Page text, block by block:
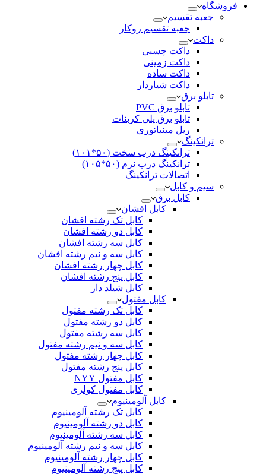
فروشگاه
جعبه تقسیم
جعبه تقسیم روکار
داکت
داکت چسبی
داکت زمینی
داکت ساده
داکت شیاردار
تابلو برق
تابلو برق PVC
تابلو برق پلی کربنات
ریل مینیاتوری
ترانکینگ
ترانکینگ درب سخت (۵۰*۱۰۱)
ترانکینگ درب نرم (۵۰*۱۰۵)
اتصالات ترانکینگ
سیم و کابل
کابل برق
کابل افشان
کابل تک رشته افشان
کابل دو رشته افشان
کابل سه رشته افشان
کابل سه و نیم رشته افشان
کابل چهار رشته افشان
کابل پنج رشته افشان
کابل شیلد دار
کابل مفتول
کابل تک رشته مفتول
کابل دو رشته مفتول
کابل سه رشته مفتول
کابل سه و نیم رشته مفتول
کابل چهار رشته مفتول
کابل پنج رشته مفتول
کابل مفتول NYY
کابل مفتول کولری
کابل آلومینیوم
کابل تک رشته آلومینیوم
کابل دو رشته آلومینیوم
کابل سه رشته آلومینیوم
کابل سه و نیم رشته آلومینیوم
کابل چهار رشته آلومینیوم
کابل پنج رشته آلومینیوم